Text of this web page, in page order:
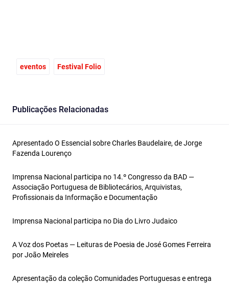
eventos Festival Folio
Publicações Relacionadas
Apresentado O Essencial sobre Charles Baudelaire, de Jorge
Fazenda Lourenço
Imprensa Nacional participa no 14.º Congresso da BAD —
Associação Portuguesa de Bibliotecários, Arquivistas,
Profissionais da Informação e Documentação
Imprensa Nacional participa no Dia do Livro Judaico
A Voz dos Poetas — Leituras de Poesia de José Gomes Ferreira
por João Meireles
Apresentação da coleção Comunidades Portuguesas e entrega